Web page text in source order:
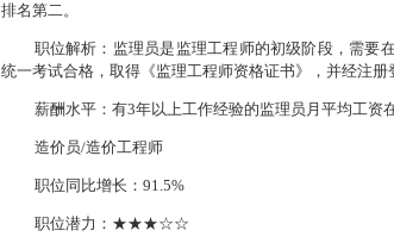
排名第二。
职位解析：监理员是监理工程师的初级阶段，需要
统一考试合格，取得《监理工程师资格证书》，并经注册
薪酬水平：有3年以上工作经验的监理员月平均工资
造价员/造价工程师
职位同比增长： 91.5%
职位潜力：★★★☆☆